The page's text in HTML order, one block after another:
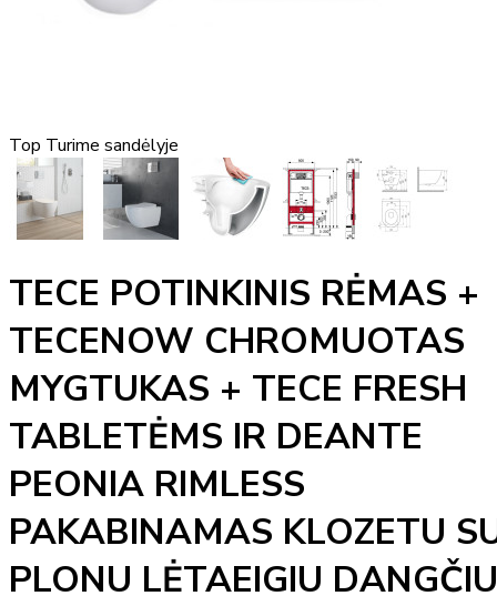
Top Turime sandėlyje
TECE POTINKINIS RĖMAS +
TECENOW CHROMUOTAS
MYGTUKAS + TECE FRESH
TABLETĖMS IR DEANTE
PEONIA RIMLESS
PAKABINAMAS KLOZETU
PLONU LĖTAEIGIU DANGČIU